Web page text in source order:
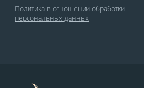
Политика в отношении обработки
персональных данных